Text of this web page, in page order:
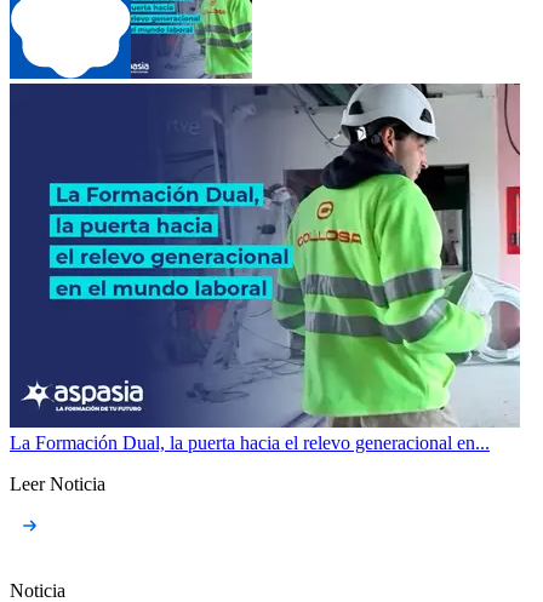
La Formación Dual, la puerta hacia el relevo generacional en...
Leer Noticia
Noticia